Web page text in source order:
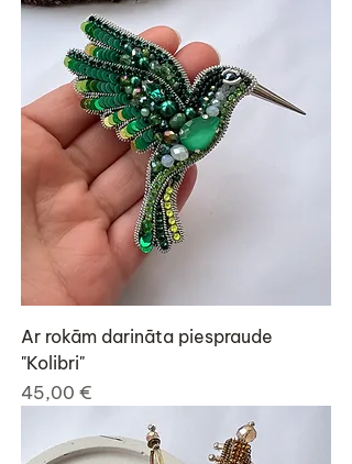
Ar rokām darināta piespraude
"Kolibri"
Cena
45,00 €